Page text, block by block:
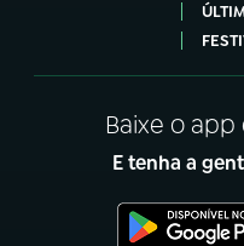
Baixe o
E tenha a